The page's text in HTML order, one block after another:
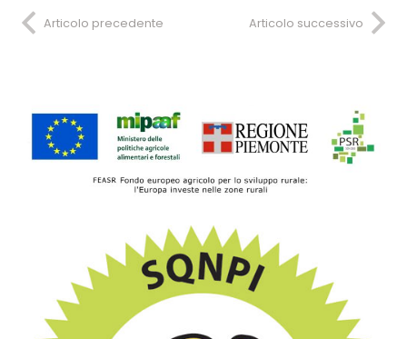
Articolo precedente Articolo successivo